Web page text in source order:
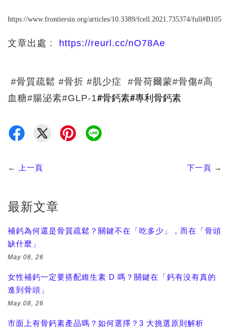
https://www.frontiersin.org/articles/10.3389/fcell.2021.735374/full#B105
文章出處 : https://reurl.cc/nO78Ae
#骨質疏鬆 #骨折 #肌少症 #骨荷爾蒙#骨傷#高
血糖#腸泌素#GLP-1#骨鈣素#專利骨鈣素
← 上一頁 下一頁 →
最新文章
補鈣為何還是骨質疏鬆？關鍵不在「吃多少」，而在「骨頭
缺什麼」
May 08, 26
女性補鈣一定要搭配維生素 D 嗎？關鍵在「鈣有沒有真的
進到骨頭」
May 08, 26
市面上有骨鈣素產品嗎？如何選擇？3 大挑選原則解析